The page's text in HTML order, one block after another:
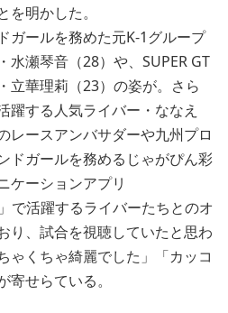
明かした。
ガールを務めた元K-1グループ
水瀬琴音（28）や、SUPER GT
立華理莉（23）の姿が。さら
躍する人気ライバー・ななえ
レースアンバサダーや九州プロ
ドガールを務めるじゃがぴん彩
ケーションアプリ
で活躍するライバーたちとのオ
り、試合を視聴していたと思わ
ゃくちゃ綺麗でした」「カッコ
せらている。